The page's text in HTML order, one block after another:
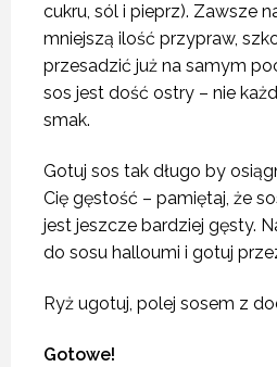
cukru, sól i pieprz). Zawsze
mniejszą ilość przypraw,
przesadzić już na samym
sos jest dość ostry – nie
smak.
Gotuj sos tak długo by
Cię gęstość – pamiętaj, że
jest jeszcze bardziej gęsty.
do sosu halloumi i gotuj
Ryż ugotuj, polej sosem z
Gotowe!